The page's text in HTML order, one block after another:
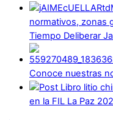
normativos, zonas
Tiempo Deliberar
Conoce nuestras
en la FIL La Paz